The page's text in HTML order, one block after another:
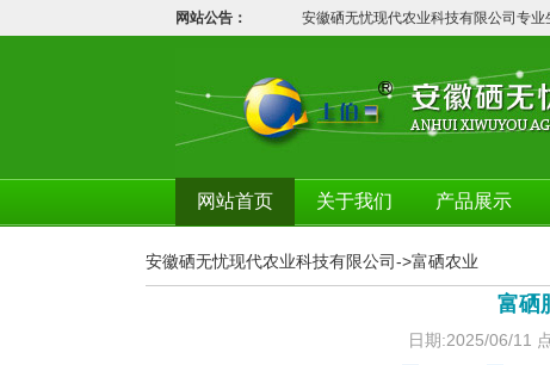
网站公告： 安徽硒无忧现代农业科技有限公司专业
网站首页 关于我们 产品展示
安徽硒无忧现代农业科技有限公司->富硒农业
富硒
日期:2025/06/11